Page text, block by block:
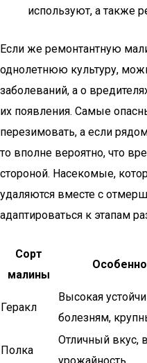
используют, а также
Если же ремонтантную
однолетнюю культуру,
заболеваний, а о
их появления. Самые
перезимовать, а если
то вполне вероятно, что
стороной. Насекомые,
удаляются вместе с
адаптироваться к этапам
Сорт
малины
Геракл
Высокая
болезням,
Полка
Отличный вкус,